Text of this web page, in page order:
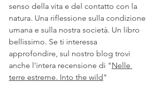
senso della vita e del contatto con la
natura. Una riflessione sulla condizione
umana e sulla nostra società. Un libro
bellissimo. Se ti interessa
approfondire, sul nostro blog trovi
anche l'intera recensione di "Nelle
terre estreme. Into the wild "